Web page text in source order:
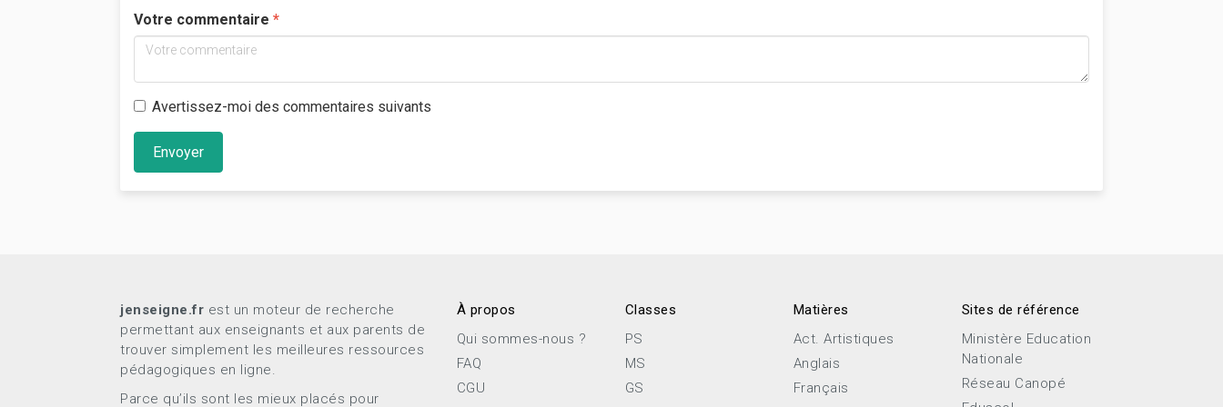
Votre commentaire
Avertissez-moi des commentaires suivants
Envoyer
jenseigne.fr est un moteur de recherche
permettant aux enseignants et aux parents de
trouver simplement les meilleures ressources
pédagogiques en ligne.
Parce qu’ils sont les mieux placés pour
À propos
Qui sommes-nous ?
FAQ
CGU
Classes
PS
MS
GS
Matières
Act. Artistiques
Anglais
Français
Sites de référence
Ministère Education
Nationale
Réseau Canopé